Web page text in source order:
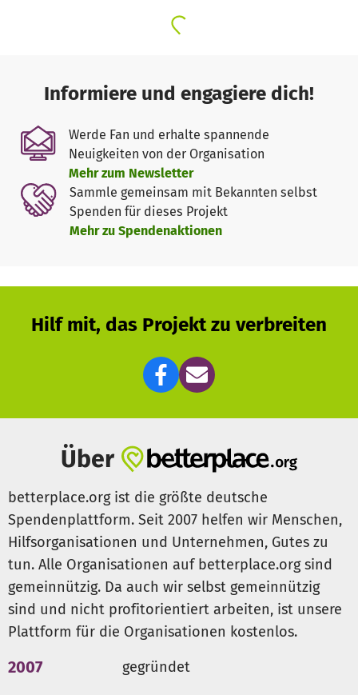
Informiere und engagiere dich!
Werde Fan und erhalte spannende
Neuigkeiten von der Organisation
Mehr zum Newsletter
Sammle gemeinsam mit Bekannten selbst
Spenden für dieses Projekt
Mehr zu Spendenaktionen
Hilf mit, das Projekt zu verbreiten
Über
betterplace.org ist die größte deutsche
Spendenplattform. Seit 2007 helfen wir Menschen,
Hilfsorganisationen und Unternehmen, Gutes zu
tun. Alle Organisationen auf betterplace.org sind
gemeinnützig. Da auch wir selbst gemeinnützig
sind und nicht profitorientiert arbeiten, ist unsere
Plattform für die Organisationen kostenlos.
2007 gegründet